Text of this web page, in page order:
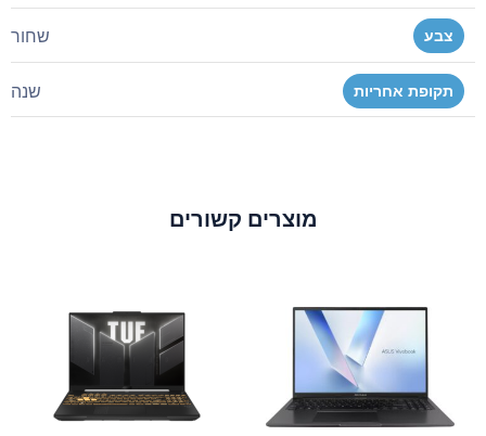
צבע שחור
תקופת אחריות שנה
מוצרים קשורים